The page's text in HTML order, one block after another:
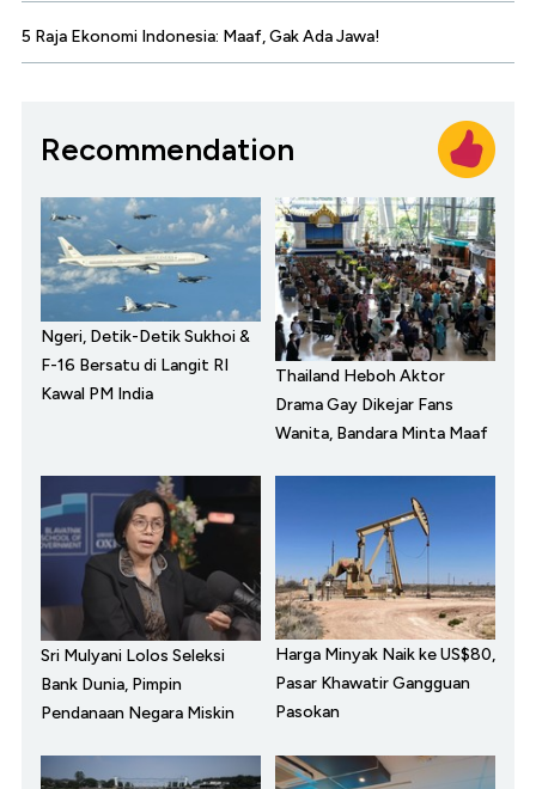
5 Raja Ekonomi Indonesia: Maaf, Gak Ada Jawa!
Recommendation
Ngeri, Detik-Detik Sukhoi &
F-16 Bersatu di Langit RI
Kawal PM India
Thailand Heboh Aktor
Drama Gay Dikejar Fans
Wanita, Bandara Minta Maaf
Sri Mulyani Lolos Seleksi
Bank Dunia, Pimpin
Pendanaan Negara Miskin
Harga Minyak Naik ke US$80,
Pasar Khawatir Gangguan
Pasokan